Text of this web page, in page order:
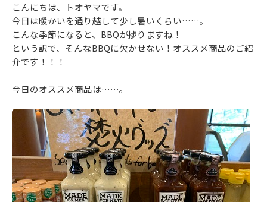
こんにちは、トオヤマです。
今日は暖かいを通り越して少し暑いくらい……。
こんな季節になると、BBQが捗りますね！
という訳で、そんなBBQに欠かせない！オススメ商品のご紹
介です！！！
今日のオススメ商品は……。